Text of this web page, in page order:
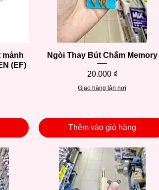
mảnh
(EF)
Xem nhanh
Ngòi Thay Bút Chấm Memory
Giá
20.000 ₫
Giao hàng tận nơi
Thêm vào giỏ hàng